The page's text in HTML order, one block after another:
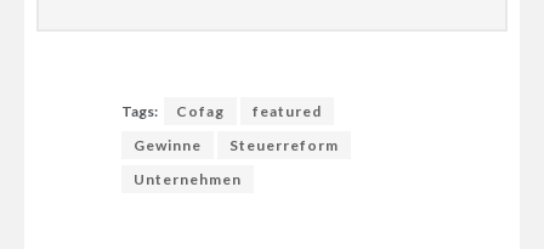
Tags: Cofag
featured
Gewinne
Steuerreform
Unternehmen